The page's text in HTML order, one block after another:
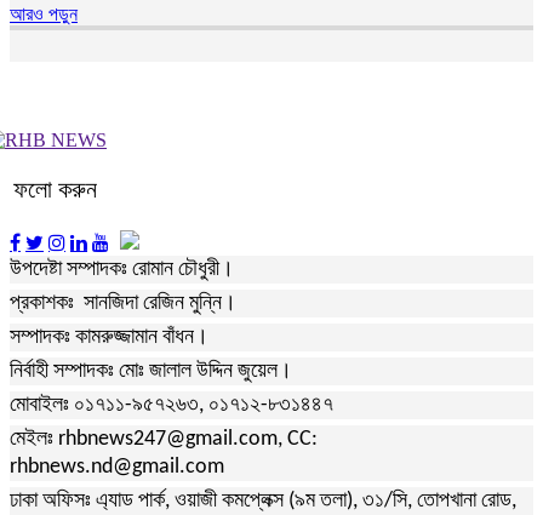
আরও পড়ুন
ফলো করুন
উপদেষ্টা সম্পাদকঃ রোমান চৌধুরী।
প্রকাশকঃ সানজিদা রেজিন মুন্নি।
সম্পাদকঃ কামরুজ্জামান বাঁধন।
নির্বাহী সম্পাদকঃ মোঃ জালাল উদ্দিন জুয়েল।
মোবাইলঃ ০১৭১১-৯৫৭২৬৩, ০১৭১২-৮৩১৪৪৭
মেইলঃ rhbnews247@gmail.com, CC:
rhbnews.nd@gmail.com
ঢাকা অফিসঃ এ্যাড পার্ক, ওয়াজী কমপ্লেক্স (৯ম তলা), ৩১/সি, তোপখানা রোড,